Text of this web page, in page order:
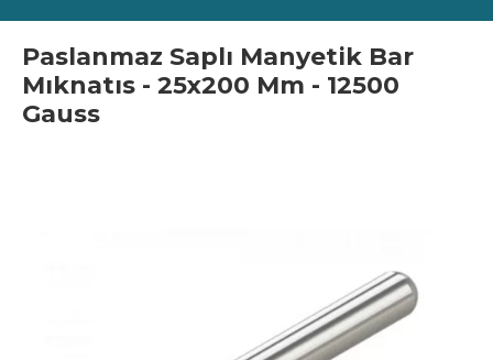
Paslanmaz Saplı Manyetik Bar
Mıknatıs - 25x200 Mm - 12500
Gauss